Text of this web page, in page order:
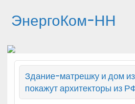
ЭнергоКом-НН
Здание-матрешку и дом
покажут архитекторы из